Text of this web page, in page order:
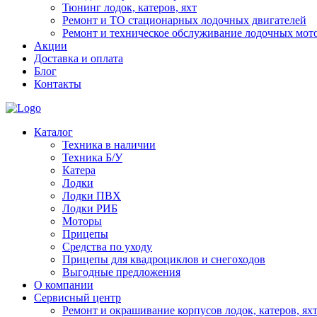
Тюнинг лодок, катеров, яхт
Ремонт и ТО стационарных лодочных двигателей
Ремонт и техническое обслуживание лодочных
Акции
Доставка и оплата
Блог
Контакты
Каталог
Техника в наличии
Техника Б/У
Катера
Лодки
Лодки ПВХ
Лодки РИБ
Моторы
Прицепы
Средства по уходу
Прицепы для квадроциклов и снегоходов
Выгодные предложения
О компании
Сервисный центр
Ремонт и окрашивание корпусов лодок, катеров, яхт